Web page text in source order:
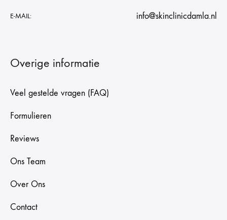
E-MAIL: info@skinclinicdamla.nl
Overige informatie
Veel gestelde vragen (FAQ)
Formulieren
Reviews
Ons Team
Over Ons
Contact